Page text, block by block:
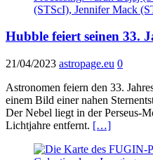
Hubble feiert seinen 33.
21/04/2023 astropage.eu 0
Astronomen feiern den 33.
einem Bild einer nahen
Der Nebel liegt in der Perseus-
Lichtjahre entfernt. […]